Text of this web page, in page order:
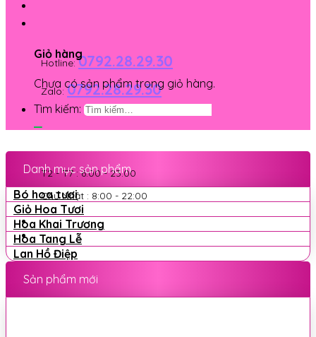
Hotline:0792.28.29.30
Zalo:0792.28.29.30
T2 - T7 : 6:00 - 23:00
Chủ Nhật : 8:00 - 22:00
Giỏ hàng
Chưa có sản phẩm trong giỏ hàng.
Tìm kiếm:
Danh mục sản phẩm
Bó hoa tươi
Giỏ Hoa Tươi
Hoa Khai Trương
Hoa Tang Lễ
Lan Hồ Điệp
Sản phẩm mới